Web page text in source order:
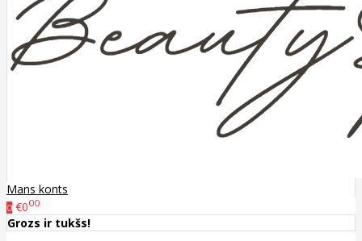
Mans konts
0 €000
Grozs ir tukšs!